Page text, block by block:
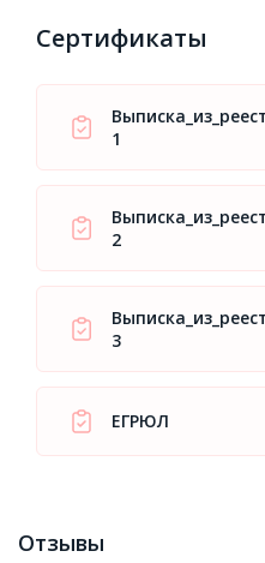
Сертификаты
1
2
3
ЕГРЮЛ
Отзывы